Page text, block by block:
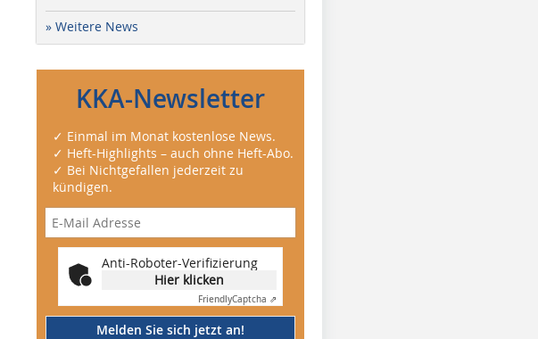
» Weitere News
KKA-Newsletter
✓ Einmal im Monat kostenlose News.
✓ Heft-Highlights – auch ohne Heft-Abo.
✓ Bei Nichtgefallen jederzeit zu
kündigen.
Anti-Roboter-Verifizierung
Hier klicken
FriendlyCaptcha ⇗
Melden Sie sich jetzt an!